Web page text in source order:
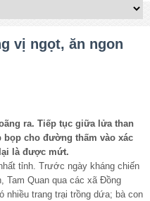
vị ngọt, ăn ngon
ra. Tiếp tục giữa lửa than
cho đường thấm vào xác
là được mứt.
tỉnh. Trước ngày kháng chiến
Tam Quan qua các xã Đồng
nhiều trang trại trồng dứa; bà con